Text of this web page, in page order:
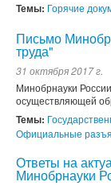
Темы: Горячие
Письмо
труда"
31 октября 2017 г.
Минобрнауки
осуществляющей
Темы:
Официальные
Ответы на
Минобрнауки